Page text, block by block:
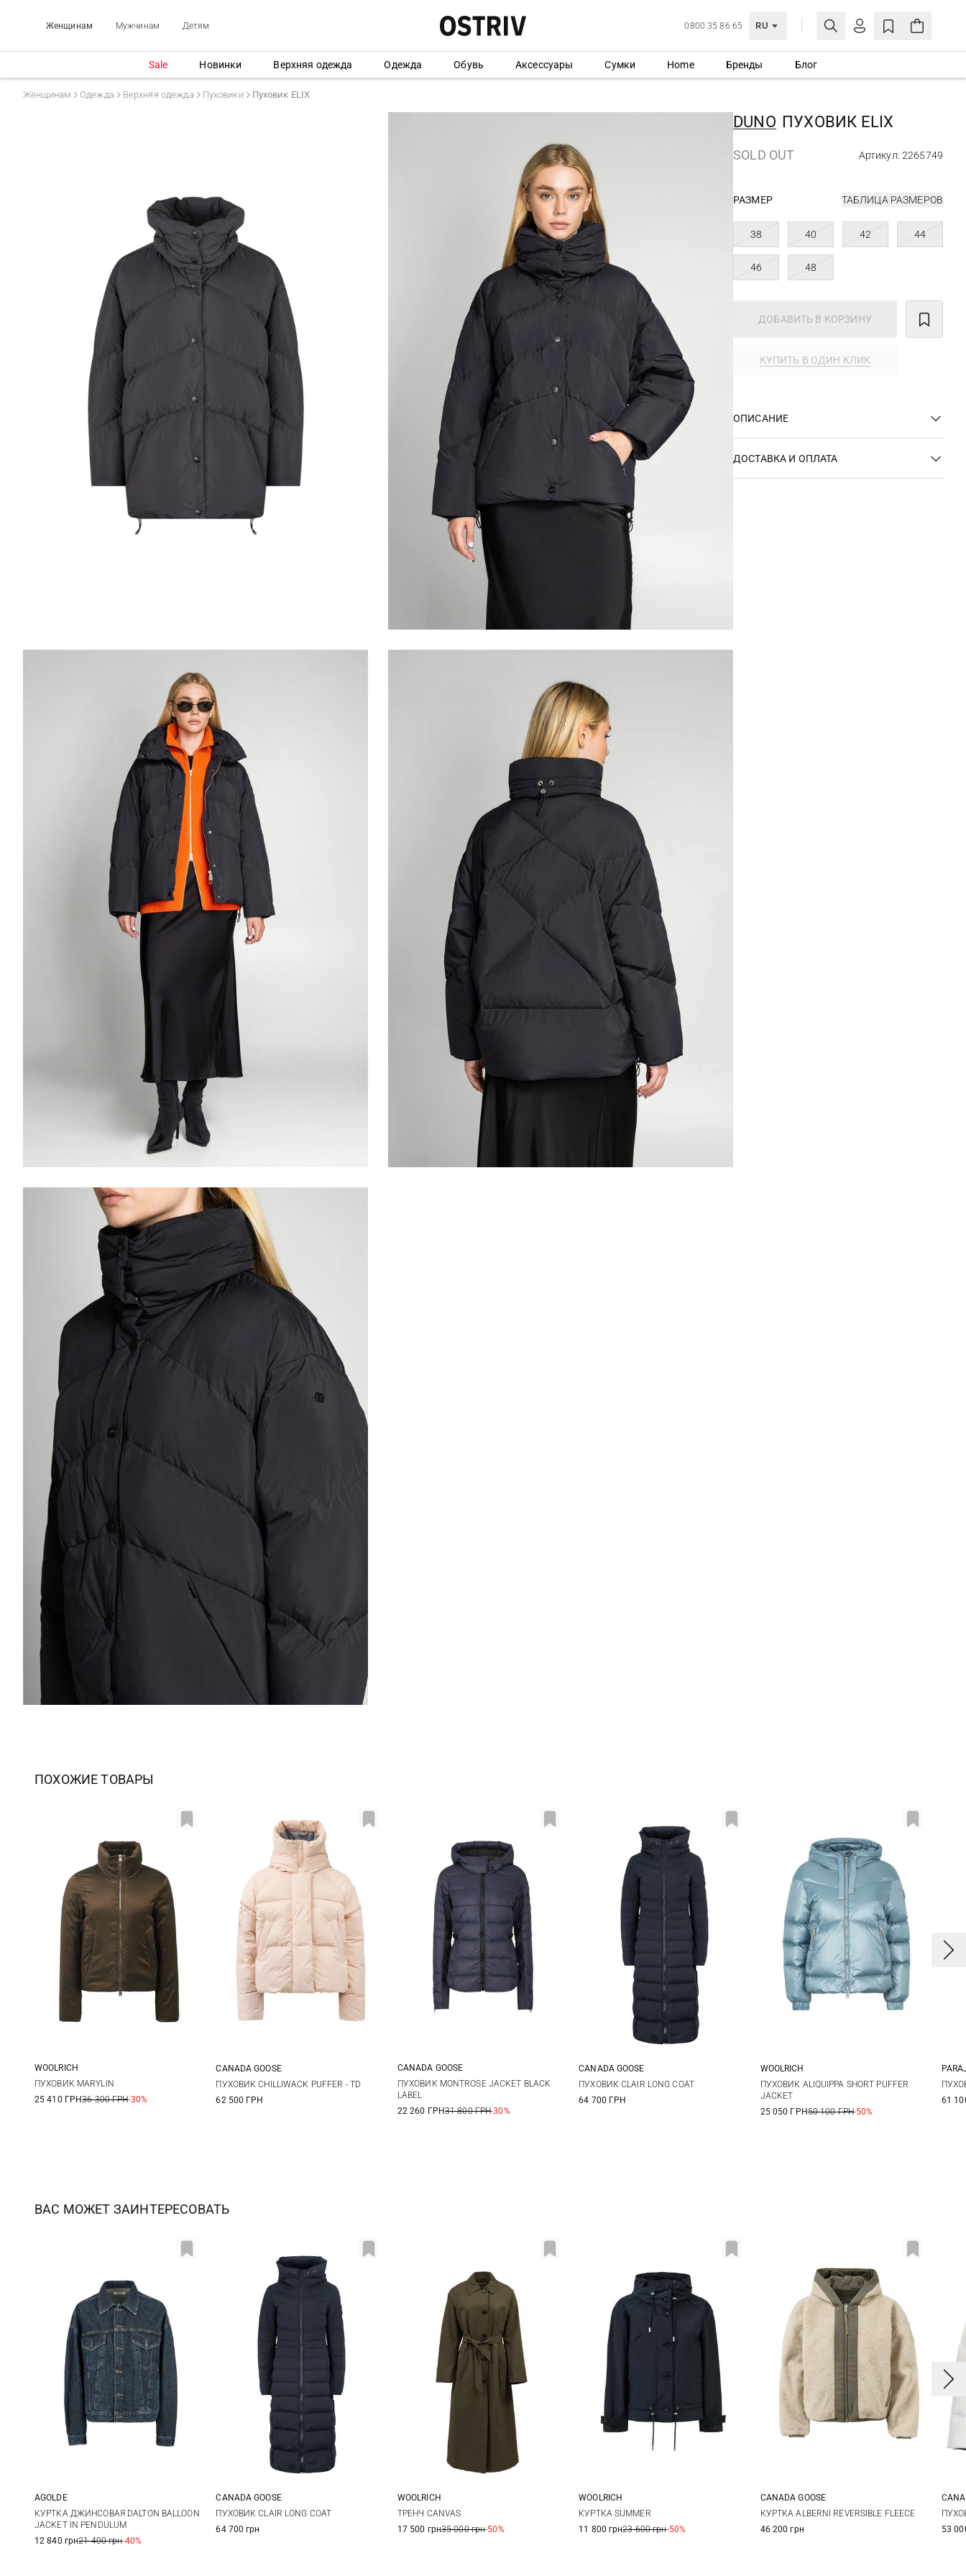
Женщинам Мужчинам Детям 0800 35 86 65 RU
ЛИЧНЫЙ КАБИНЕТ
СОЗДАТЬ УЧЕТНУЮ ЗАПИСЬ
Sale Новинки Верхняя одежда Одежда Обувь Аксессуары Сумки Home Бренды Блог
Женщинам Одежда Верхняя одежда Пуховики Пуховик ELIX
DUNO ПУХОВИК ELIX
SOLD OUT Артикул: 2265749
РАЗМЕР ТАБЛИЦА РАЗМЕРОВ
38 40 42 44
46 48
ДОБАВИТЬ В КОРЗИНУ
КУПИТЬ В ОДИН КЛИК
ОПИСАНИЕ
ДОСТАВКА И ОПЛАТА
ПОХОЖИЕ ТОВАРЫ
XS S
WOOLRICH
ПУХОВИК MARYLIN
25 410 ГРН36 300 ГРН-30%
S M L
CANADA GOOSE
ПУХОВИК CHILLIWACK PUFFER - TD
62 500 ГРН
M L
CANADA GOOSE
ПУХОВИК MONTROSE JACKET BLACK
LABEL
22 260 ГРН31 800 ГРН-30%
S M L
CANADA GOOSE
ПУХОВИК CLAIR LONG COAT
64 700 ГРН
XS S M
WOOLRICH
ПУХОВИК ALIQUIPPA SHORT PUFFER
JACKET
25 050 ГРН50 100 ГРН-50%
61
ВАС МОЖЕТ ЗАИНТЕРЕСОВАТЬ
XS S M
AGOLDE
КУРТКА ДЖИНСОВАЯ DALTON BALLOON
JACKET IN PENDULUM
12 840 грн21 400 грн-40%
S M L
CANADA GOOSE
ПУХОВИК CLAIR LONG COAT
64 700 грн
S
WOOLRICH
ТРЕНЧ CANVAS
17 500 грн35 000 грн-50%
XXS XS
WOOLRICH
КУРТКА SUMMER
11 800 грн23 600 грн-50%
XS S M
CANADA GOOSE
КУРТКА ALBERNI REVERSIBLE FLEECE
46 200 грн
53